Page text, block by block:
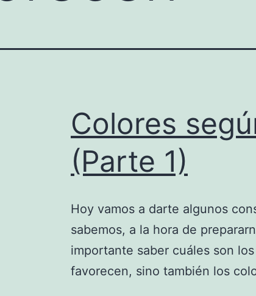
Colores
(Parte 1)
Hoy vamos a darte algunos
sabemos, a la hora de
importante saber cuáles son
favorecen, sino también los